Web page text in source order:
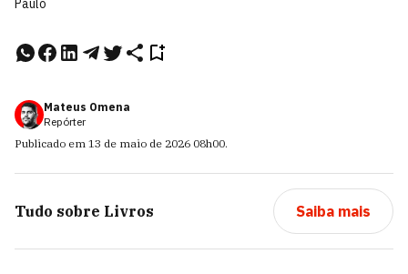
Paulo
Mateus Omena
Repórter
Publicado em 13 de maio de 2026 08h00.
Tudo sobre Livros Saiba mais